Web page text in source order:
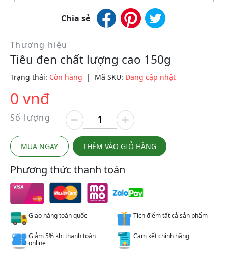
Chia sẻ
Thương hiệu
Tiêu đen chất lượng cao 150g
Trạng thái: Còn hàng | Mã SKU: Đang cập nhật
0 vnđ
Số lượng
MUA NGAY THÊM VÀO GIỎ HÀNG
Phương thức thanh toán
Giao hàng toàn quốc Tích điểm tất cả sản phẩm
Giảm 5% khi thanh toán
online
Cam kết chính hãng